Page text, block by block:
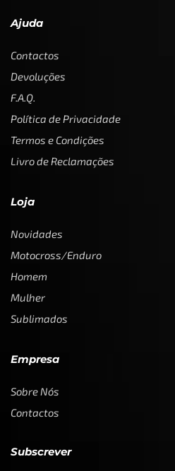
Ajuda
Contactos
Devoluções
F.A.Q.
Política de Privacidade
Termos e Condições
Livro de Reclamações
Loja
Novidades
Motocross/Enduro
Homem
Mulher
Sublimados
Empresa
Sobre Nós
Contactos
Subscrever